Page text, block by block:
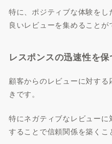
特に、ポジティブな体験をし
良いレビューを集めることが
レスポンスの迅速性を保
顧客からのレビューに対す
きです。
特にネガティブなレビュー
することで信頼関係を築くこ